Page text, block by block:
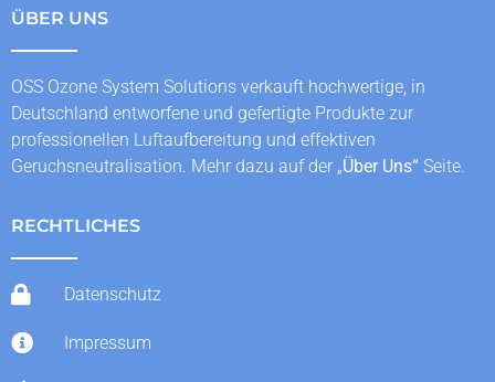
ÜBER UNS
OSS Ozone System Solutions verkauft hochwertige, in
Deutschland entworfene und gefertigte Produkte zur
professionellen Luftaufbereitung und effektiven
Geruchsneutralisation. Mehr dazu auf der „Über Uns“ Seite.
RECHTLICHES
Datenschutz
Impressum